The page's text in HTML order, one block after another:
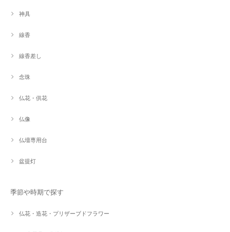
神具
線香
線香差し
念珠
仏花・供花
仏像
仏壇専用台
盆提灯
季節や時期で探す
仏花・造花・プリザーブドフラワー